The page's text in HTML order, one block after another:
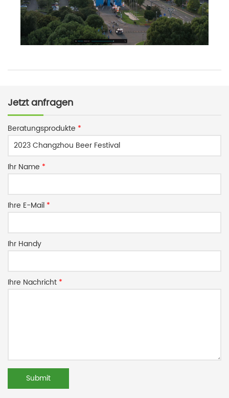
Jetzt anfragen
Beratungsprodukte *
Ihr Name *
Ihre E-Mail *
Ihr Handy
Ihre Nachricht *